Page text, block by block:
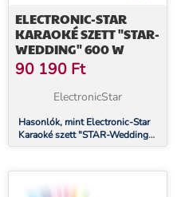
ELECTRONIC-STAR
KARAOKÉ SZETT "STAR-
WEDDING" 600 W
90 190 Ft
ElectronicStar
Hasonlók, mint Electronic-Star
Karaoké szett "STAR-Wedding"
600 W